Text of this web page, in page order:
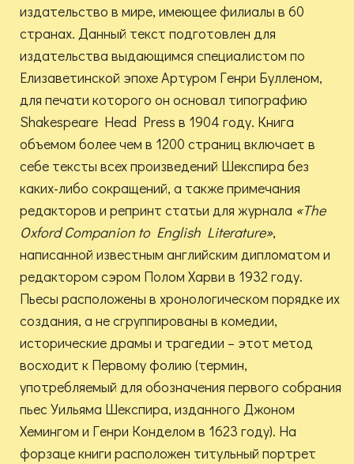
издательство в мире, имеющее филиалы в 60
странах. Данный текст подготовлен для
издательства выдающимся специалистом по
Елизаветинской эпохе Артуром Генри Булленом,
для печати которого он основал типографию
Shakespeare Head Press в 1904 году. Книга
объемом более чем в 1200 страниц включает в
себе тексты всех произведений Шекспира без
каких-либо сокращений, а также примечания
редакторов и репринт статьи для журнала «The
Oxford Companion to English Literature»,
написанной известным английским дипломатом и
редактором сэром Полом Харви в 1932 году.
Пьесы расположены в хронологическом порядке их
создания, а не сгруппированы в комедии,
исторические драмы и трагедии – этот метод
восходит к Первому фолию (термин,
употребляемый для обозначения первого собрания
пьес Уильяма Шекспира, изданного Джоном
Хемингом и Генри Конделом в 1623 году). На
форзаце книги расположен титульный портрет